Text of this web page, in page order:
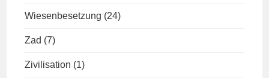
Wiesenbesetzung (24)
Zad (7)
Zivilisation (1)